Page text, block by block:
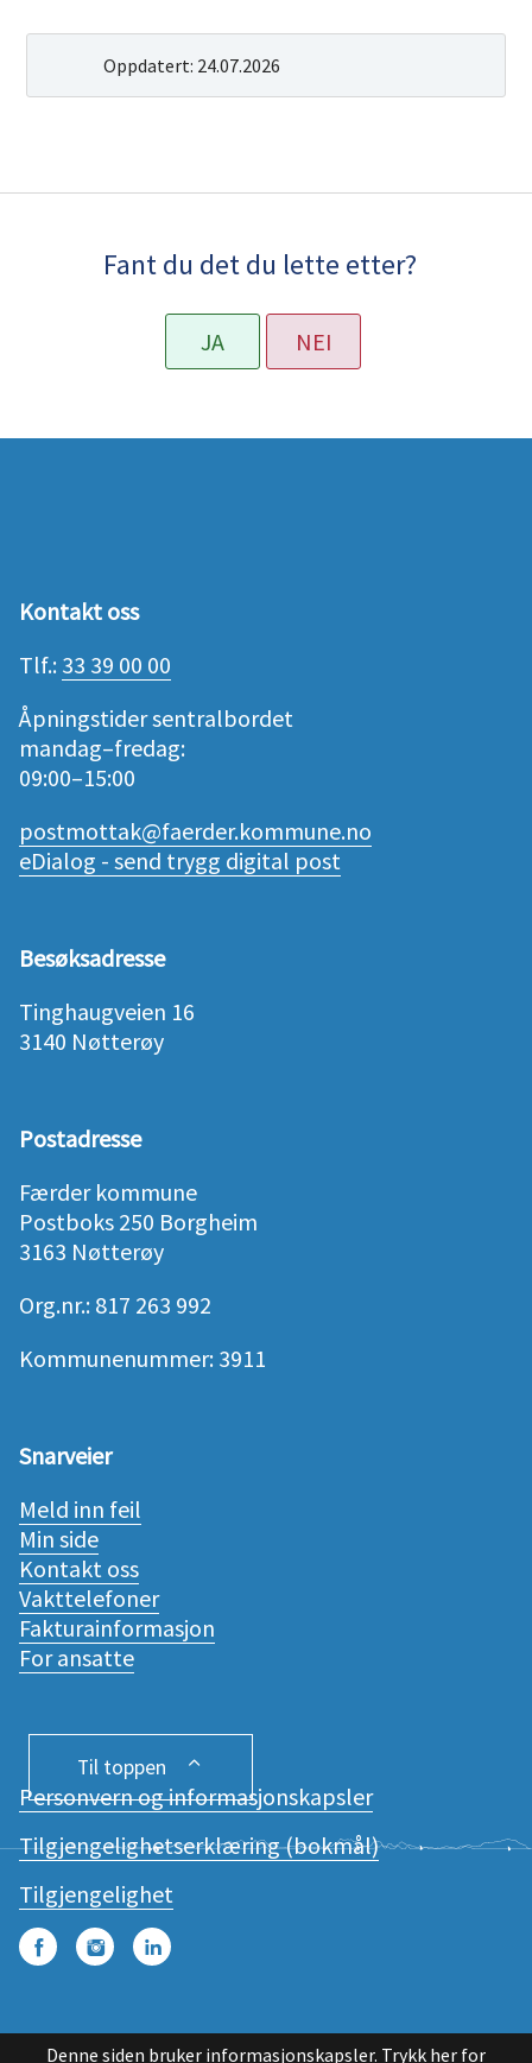
Oppdatert: 24.07.2026
Fant du det du lette etter?
JA NEI
Kontakt oss
Tlf.: 33 39 00 00
Åpningstider sentralbordet
mandag–fredag:
09:00–15:00
postmottak@faerder.kommune.no
eDialog - send trygg digital post
Besøksadresse
Tinghaugveien 16
3140 Nøtterøy
Postadresse
Færder kommune
Postboks 250 Borgheim
3163 Nøtterøy
Org.nr.: 817 263 992
Kommunenummer: 3911
Snarveier
Meld inn feil
Min side
Kontakt oss
Vakttelefoner
Fakturainformasjon
For ansatte
Personvern og informasjonskapsler
Tilgjengelighetserklæring (bokmål)
Tilgjengelighet
FacebookInstagramLinkedIn
Til toppen
Denne siden bruker informasjonskapsler. Trykk her for